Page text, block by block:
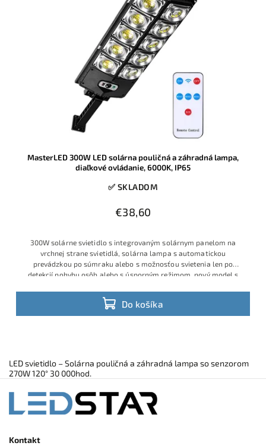
MasterLED 300W LED solárna pouličná a záhradná lampa,
diaľkové ovládanie, 6000K, IP65
✅ SKLADOM
€38,60
Do košíka
300W solárne svietidlo s integrovaným solárnym panelom na
vrchnej strane svietidlá, solárna lampa s automatickou
prevádzkou po súmraku alebo s možnosťou svietenia len po
detekcií pohybu osôb alebo s úsporným režimom, nový model s
LED svietidlo – Solárna pouličná a záhradná lampa so senzorom
270W 120° 30 000hod.
Kontakt